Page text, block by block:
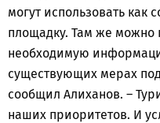
могут использовать как
площадку. Там же можно
необходимую
существующих мерах
сообщил Алиханов. –
наших приоритетов. И